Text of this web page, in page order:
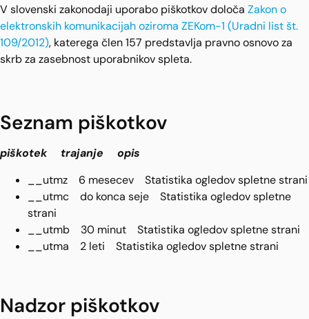
V slovenski zakonodaji uporabo piškotkov določa Zakon o
elektronskih komunikacijah oziroma ZEKom-1 (Uradni list št.
109/2012), katerega člen 157 predstavlja pravno osnovo za
skrb za zasebnost uporabnikov spleta.
Seznam piškotkov
piškotek trajanje opis
__utmz 6 mesecev Statistika ogledov spletne strani
__utmc do konca seje Statistika ogledov spletne
strani
__utmb 30 minut Statistika ogledov spletne strani
__utma 2 leti Statistika ogledov spletne strani
Nadzor piškotkov